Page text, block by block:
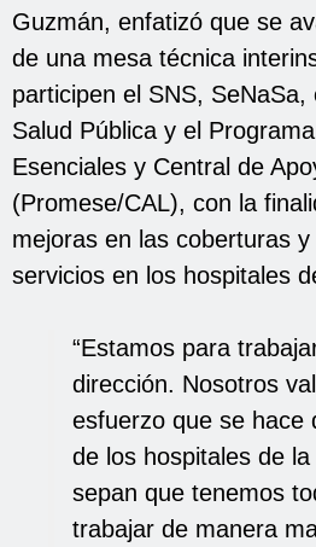
Guzmán, enfatizó que se
de una mesa técnica
participen el SNS, SeNaSa,
Salud Pública y el
Esenciales y Central de
(Promese/CAL), con la
mejoras en las coberturas
servicios en los hospitales
“Estamos para
dirección. Nosotros
esfuerzo que se hace
de los hospitales de
sepan que tenemos
trabajar de manera